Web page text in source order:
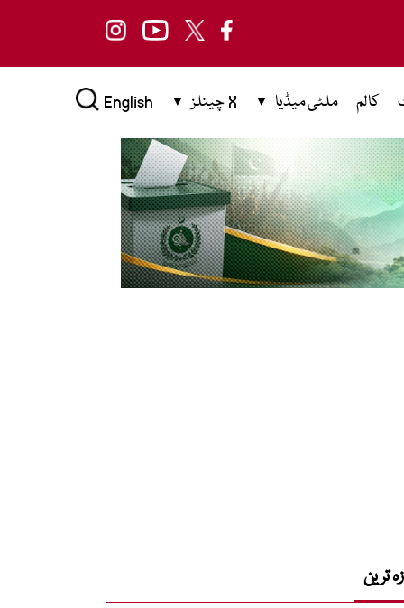
کالم ملٹی میڈیا X چینلز English
ترین